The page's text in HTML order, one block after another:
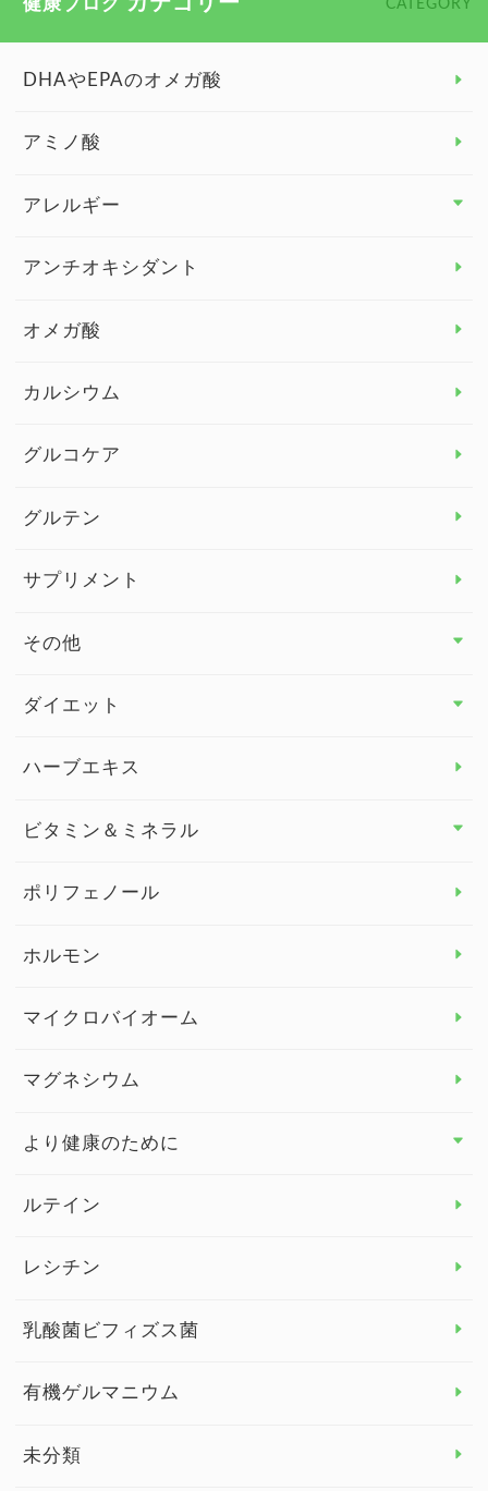
健康ブログ CATEGORY
DHAやEPAのオメガ酸
アミノ酸
アレルギー
アレルギー トップ
アンチオキシダント
オメガ酸
カルシウム
グルコケア
グルテン
サプリメント
その他
その他 トップ
健康セミナー
ダイエット
ダイエット トップ
ハーブエキス
ビタミン＆ミネラル
ビタミン＆ミネラル トップ
ビタミンE
ポリフェノール
ホルモン
マイクロバイオーム
マグネシウム
より健康のために
より健康のために トップ
眼の健康
睡眠
ルテイン
レシチン
乳酸菌ビフィズス菌
有機ゲルマニウム
未分類